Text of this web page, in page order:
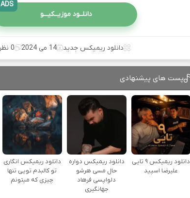
دانلــود موزیــکیـــو
ADS
دانلود ریمیکس جدید 14 می 2024 0 نظر
پست های پیشنهادی
دانلود ریمیکس ۹ تایی
علیرضا اسپید
دانلود ریمیکس دواره
حال مسی هرشو
دلواپسی فرهاد
جهانگیری
دانلود ریمیکس انگاری
تو کالبدم تویی تنها
چیزی که میتونم